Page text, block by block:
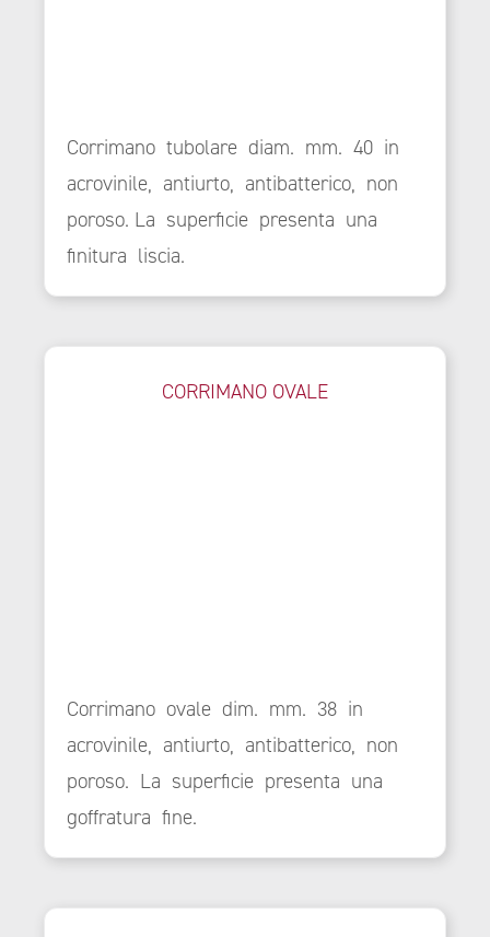
Corrimano tubolare diam. mm. 40 in
acrovinile, antiurto, antibatterico, non
poroso. La superficie presenta una
finitura liscia.
CORRIMANO OVALE
Corrimano ovale dim. mm. 38 in
acrovinile, antiurto, antibatterico, non
poroso. La superficie presenta una
goffratura fine.